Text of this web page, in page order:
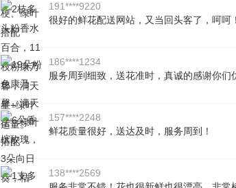
191****9220
很好的鲜花配送网站，又当回头客了，呵呵！
186****1234
服务周到细致，送花准时，真诚的感谢你们
157****2248
鲜花质量很好，送达及时，服务周到！
138****2569